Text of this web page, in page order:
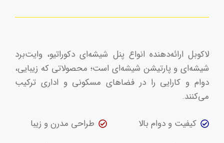
لاکوبل ارائه‌دهنده انواع پنل شیشه‌ای دکوراتیو، وایت‌برد
شیشه‌ای و پارتیشن شیشه‌ای است؛ محصولاتی که زیبایی،
دوام و کارایی را در فضاهای مسکونی و اداری ترکیب
می‌کنند.
کیفیت و دوام بالا
طراحی مدرن و زیبا